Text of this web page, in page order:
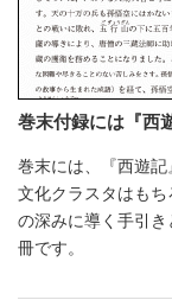
巻末付録には『西
巻末には、『西遊
文化クラスタはも
の深みに導く手引
冊です。